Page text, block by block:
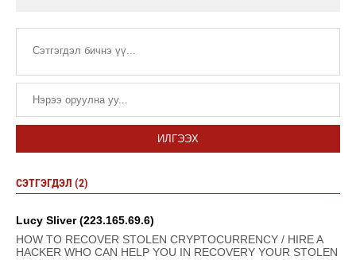
ИЛГЭЭХ
СЭТГЭГДЭЛ (2)
Lucy Sliver (223.165.69.6)
HOW TO RECOVER STOLEN CRYPTOCURRENCY / HIRE A
HACKER WHO CAN HELP YOU IN RECOVERY YOUR STOLEN